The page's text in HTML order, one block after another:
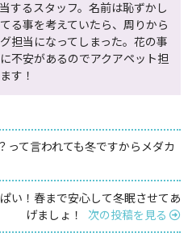
するスタッフ。名前は恥ずかし
る事を考えていたら、周りから
担当になってしまった。花の事
不安があるのでアクアペット担
す！
って言われても冬ですからメダカ
い！春まで安心して冬眠させてあ
げましょ！
次の投稿を見る